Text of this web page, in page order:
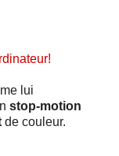
lui
stop-motion
de couleur.